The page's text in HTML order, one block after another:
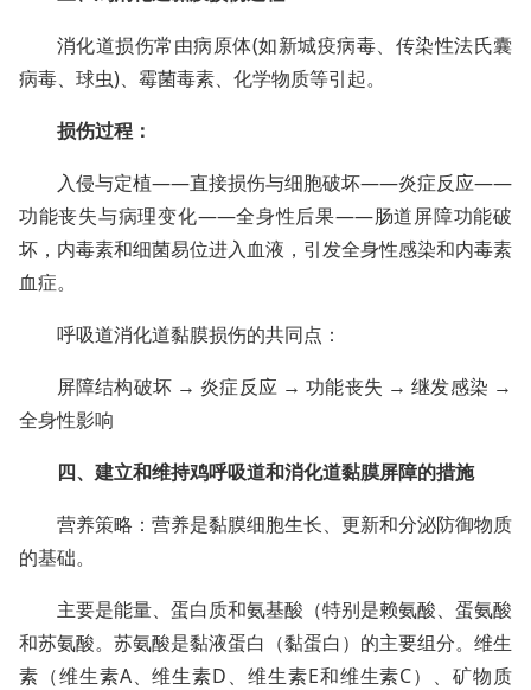
消化道损伤常由病原体(如新城疫病毒、传染性法氏囊
病毒、球虫)、霉菌毒素、化学物质等引起。
损伤过程：
入侵与定植——直接损伤与细胞破坏——炎症反应——
功能丧失与病理变化——全身性后果——肠道屏障功能破
坏，内毒素和细菌易位进入血液，引发全身性感染和内毒素
血症。
呼吸道消化道黏膜损伤的共同点：
屏障结构破坏 → 炎症反应 → 功能丧失 → 继发感染 →
全身性影响
四、建立和维持鸡呼吸道和消化道黏膜屏障的措施
营养策略：营养是黏膜细胞生长、更新和分泌防御物质
的基础。
主要是能量、蛋白质和氨基酸（特别是赖氨酸、蛋氨酸
和苏氨酸。苏氨酸是黏液蛋白（黏蛋白）的主要组分。维生
素（维生素A、维生素D、维生素E和维生素C）、矿物质